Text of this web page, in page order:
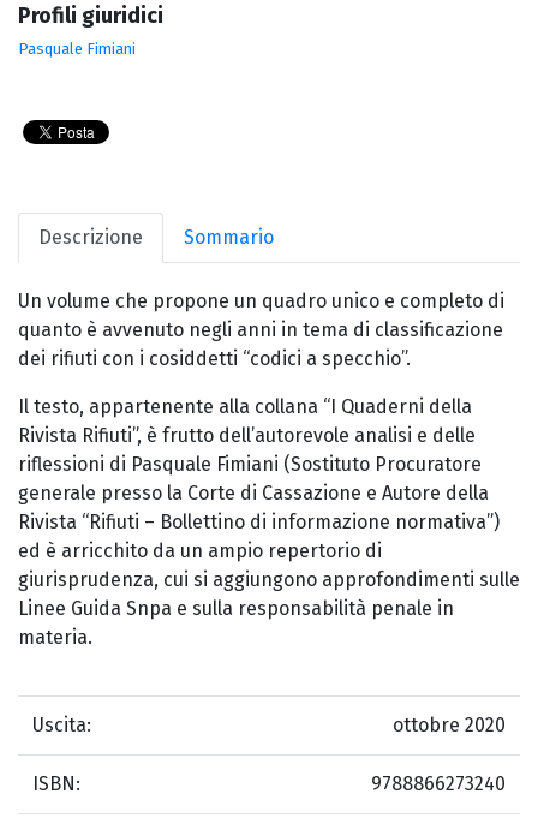
Profili giuridici
Pasquale Fimiani
Descrizione Sommario
Un volume che propone un quadro unico e completo di
quanto è avvenuto negli anni in tema di classificazione
dei rifiuti con i cosiddetti “codici a specchio”.
Il testo, appartenente alla collana “I Quaderni della
Rivista Rifiuti”, è frutto dell’autorevole analisi e delle
riflessioni di Pasquale Fimiani (Sostituto Procuratore
generale presso la Corte di Cassazione e Autore della
Rivista “Rifiuti – Bollettino di informazione normativa”)
ed è arricchito da un ampio repertorio di
giurisprudenza, cui si aggiungono approfondimenti sulle
Linee Guida Snpa e sulla responsabilità penale in
materia.
Uscita: ottobre 2020
ISBN: 9788866273240